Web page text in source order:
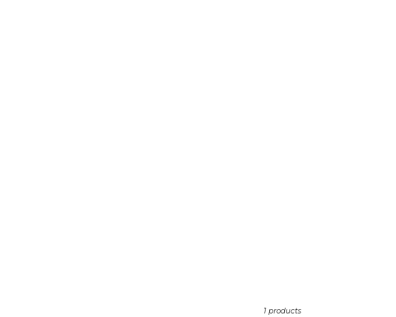
1 products